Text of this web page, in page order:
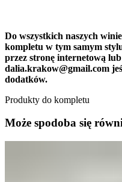
Do wszystkich naszych
kompletu w tym samym
przez stronę internetową
dalia.krakow@gmail.com
dodatków.
Produkty do kompletu
Może spodoba się